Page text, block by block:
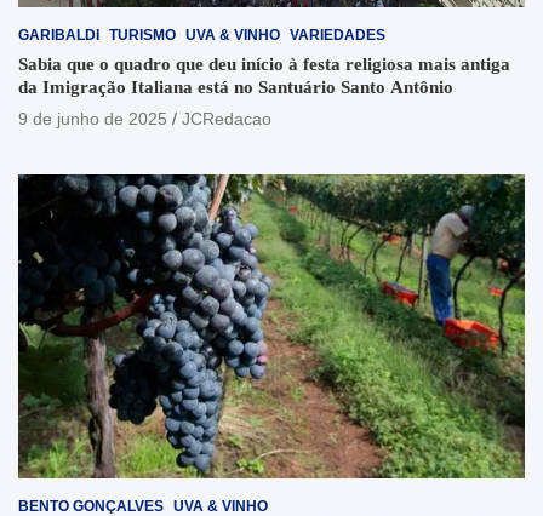
GARIBALDI TURISMO UVA & VINHO VARIEDADES
Sabia que o quadro que deu início à festa religiosa mais antiga
da Imigração Italiana está no Santuário Santo Antônio
9 de junho de 2025
JCRedacao
BENTO GONÇALVES UVA & VINHO